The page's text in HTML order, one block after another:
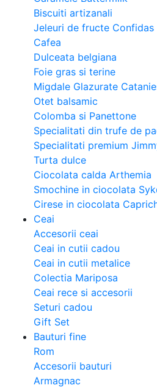
Biscuiti artizanali
Jeleuri de fructe Confidas
Cafea
Dulceata belgiana
Foie gras si terine
Migdale Glazurate
Otet balsamic
Colomba si Panettone
Specialitati din trufe de
Specialitati premium
Turta dulce
Ciocolata calda Arthemia
Smochine in ciocolata
Cirese in ciocolata
Ceai
Accesorii ceai
Ceai in cutii cadou
Ceai in cutii metalice
Colectia Mariposa
Ceai rece si accesorii
Seturi cadou
Gift Set
Bauturi fine
Rom
Accesorii bauturi
Armagnac